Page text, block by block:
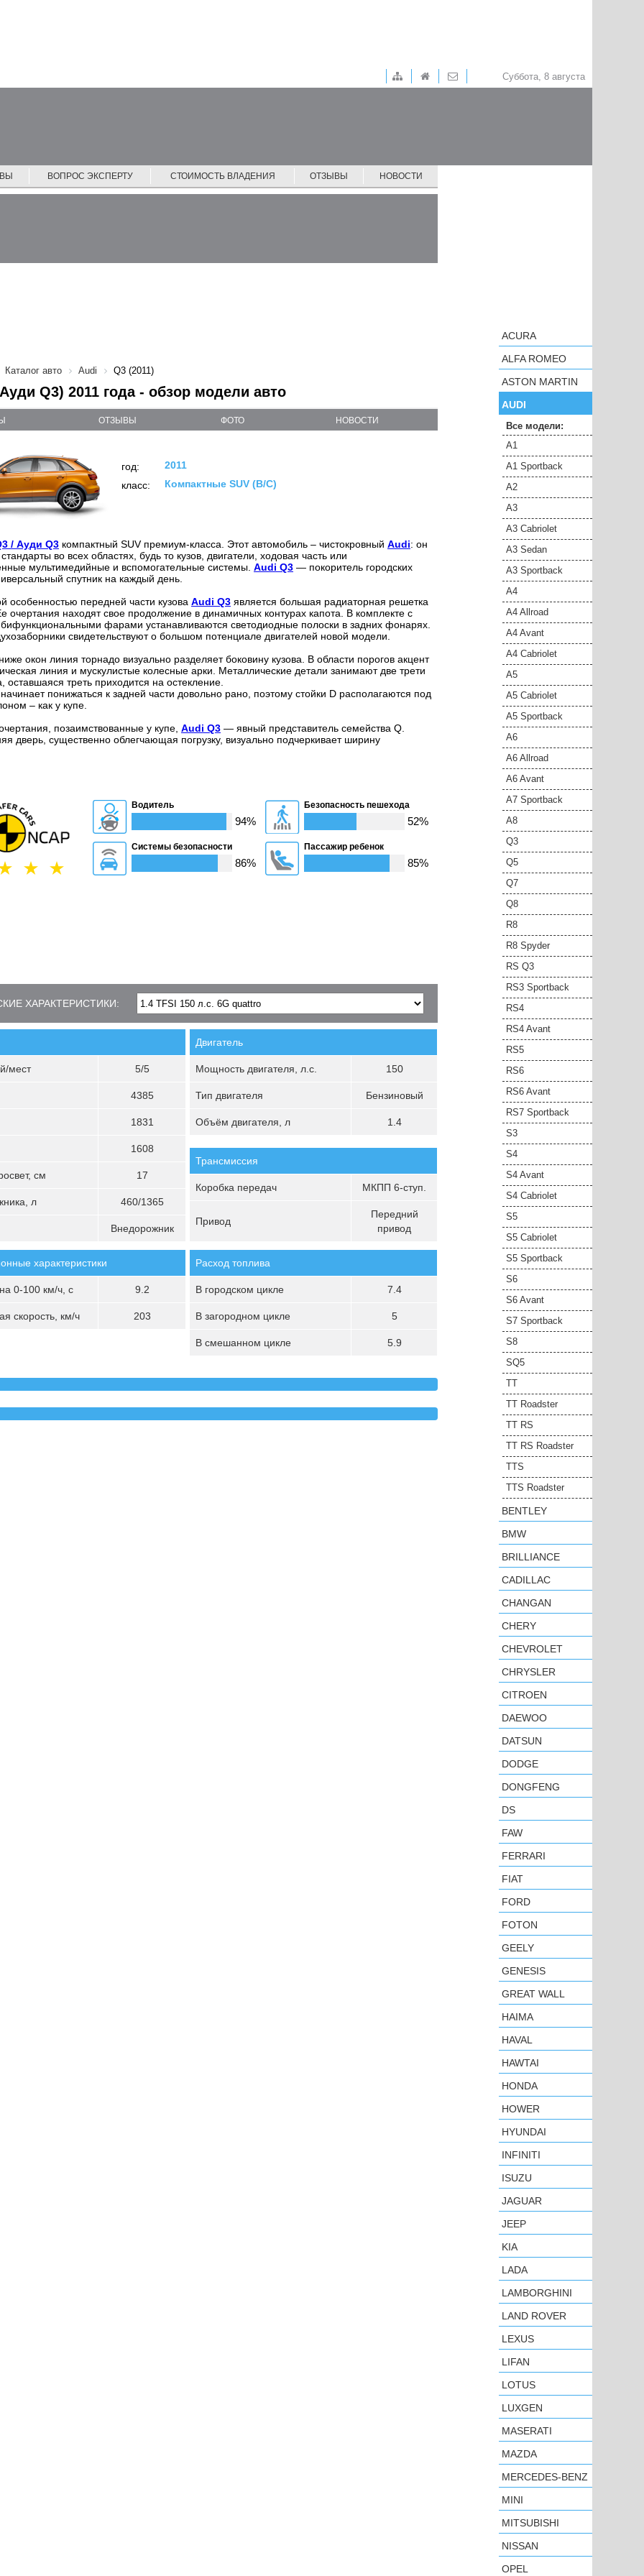
Суббота, 8 августа
ВОПРОС ЭКСПЕРТУ СТОИМОСТЬ ВЛАДЕНИЯ ОТЗЫВЫ НОВОСТИ
Каталог авто Audi Q3 (2011)
Q3) 2011 года - обзор модели авто
ОТЗЫВЫ ФОТО НОВОСТИ
год:
2011
класс:
Компактные SUV (B/C)
/ Ауди Q3 компактный SUV премиум-класса. Этот автомобиль – чистокровный Audi: он
во всех областях, будь то кузов, двигатели, ходовая часть или
мультимедийные и вспомогательные системы. Audi Q3 — покоритель городских
спутник на каждый день.
особенностью передней части кузова Audi Q3 является большая радиаторная решетка
очертания находят свое продолжение в динамичных контурах капота. В комплекте с
фарами устанавливаются светодиодные полоски в задних фонарях.
свидетельствуют о большом потенциале двигателей новой модели.
окон линия торнадо визуально разделяет боковину кузова. В области порогов акцент
линия и мускулистые колесные арки. Металлические детали занимают две трети
оставшаяся треть приходится на остекление.
понижаться к задней части довольно рано, поэтому стойки D располагаются под
– как у купе.
позаимствованные у купе, Audi Q3 — явный представитель семейства Q.
дверь, существенно облегчающая погрузку, визуально подчеркивает ширину
Водитель
94%
Безопасность пешехода
52%
Системы безопасности
86%
Пассажир ребенок
85%
ХАРАКТЕРИСТИКИ:
мест 5/5
4385
1831
1608
см 17
л 460/1365
Внедорожник
Двигатель
Мощность двигателя, л.с. 150
Тип двигателя Бензиновый
Объём двигателя, л 1.4
Трансмиссия
Коробка передач МКПП 6-ступ.
Привод
Передний
привод
характеристики
0-100 км/ч, с 9.2
скорость, км/ч 203
Расход топлива
В городском цикле 7.4
В загородном цикле 5
В смешанном цикле 5.9
ACURA
ALFA ROMEO
ASTON MARTIN
AUDI
Все модели:
A1
A1 Sportback
A2
A3
A3 Cabriolet
A3 Sedan
A3 Sportback
A4
A4 Allroad
A4 Avant
A4 Cabriolet
A5
A5 Cabriolet
A5 Sportback
A6
A6 Allroad
A6 Avant
A7 Sportback
A8
Q3
Q5
Q7
Q8
R8
R8 Spyder
RS Q3
RS3 Sportback
RS4
RS4 Avant
RS5
RS6
RS6 Avant
RS7 Sportback
S3
S4
S4 Avant
S4 Cabriolet
S5
S5 Cabriolet
S5 Sportback
S6
S6 Avant
S7 Sportback
S8
SQ5
TT
TT Roadster
TT RS
TT RS Roadster
TTS
TTS Roadster
BENTLEY
BMW
BRILLIANCE
CADILLAC
CHANGAN
CHERY
CHEVROLET
CHRYSLER
CITROEN
DAEWOO
DATSUN
DODGE
DONGFENG
DS
FAW
FERRARI
FIAT
FORD
FOTON
GEELY
GENESIS
GREAT WALL
HAIMA
HAVAL
HAWTAI
HONDA
HOWER
HYUNDAI
INFINITI
ISUZU
JAGUAR
JEEP
KIA
LADA
LAMBORGHINI
LAND ROVER
LEXUS
LIFAN
LOTUS
LUXGEN
MASERATI
MAZDA
MERCEDES-BENZ
MINI
MITSUBISHI
NISSAN
OPEL